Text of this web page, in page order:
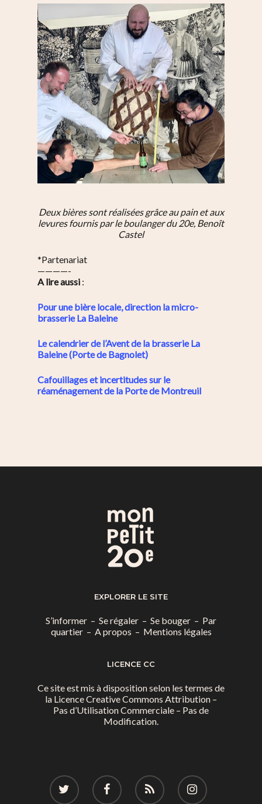
Deux bières sont réalisées grâce au pain et aux
levures fournis par le boulanger du 20e, Benoît
Castel
*Partenariat
————-
A lire aussi :
Pour une bière locale, direction la micro-
brasserie La Baleine
Le calendrier de l’Avent de la brasserie La
Baleine (Porte de Bagnolet)
Cafouillages et incertitudes sur le
réaménagement de la Porte de Montreuil
EXPLORER LE SITE
S’informer – Se régaler – Se bouger – Par
quartier– A propos – Mentions légales
LICENCE CC
Ce site est mis à disposition selon les termes de
la Licence Creative Commons Attribution –
Pas d’Utilisation Commerciale – Pas de
Modification.